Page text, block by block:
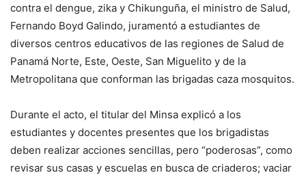
contra el dengue, zika y Chikunguña, el ministro de Salud,
Fernando Boyd Galindo, juramentó a estudiantes de
diversos centros educativos de las regiones de Salud de
Panamá Norte, Este, Oeste, San Miguelito y de la
Metropolitana que conforman las brigadas caza mosquitos.
Durante el acto, el titular del Minsa explicó a los
estudiantes y docentes presentes que los brigadistas
deben realizar acciones sencillas, pero “poderosas”, como
revisar sus casas y escuelas en busca de criaderos; vaciar